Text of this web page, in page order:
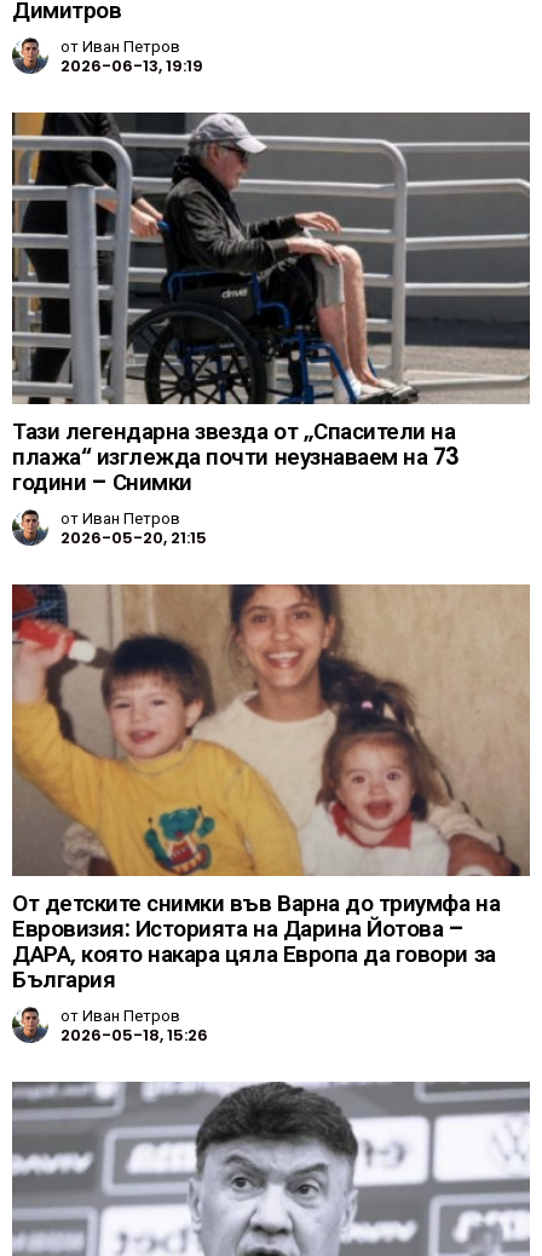
Димитров
отИван Петров
2026-06-13, 19:19
Тази легендарна звезда от „Спасители на
плажа“ изглежда почти неузнаваем на 73
години – Снимки
отИван Петров
2026-05-20, 21:15
От детските снимки във Варна до триумфа на
Евровизия: Историята на Дарина Йотова –
ДАРА, която накара цяла Европа да говори за
България
отИван Петров
2026-05-18, 15:26